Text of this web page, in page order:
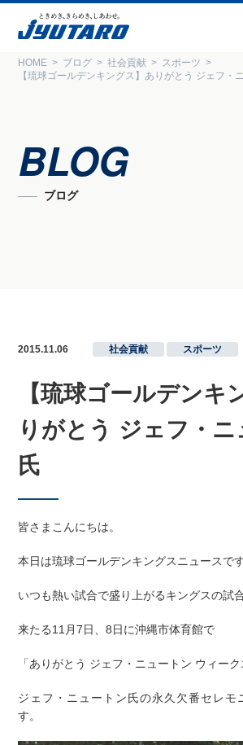
HOME ブログ 社会貢献
スポーツ
【琉球ゴールデンキングス】ありがとう ジェフ・
BLOG
ブログ
2015.11.06 社会貢献 スポーツ
【琉球ゴールデンキ
りがとう ジェフ・ニ
氏
皆さまこんにちは。
本日は琉球ゴールデンキングスニュースです
いつも熱い試合で盛り上がるキングスの試
来たる11月7日、8日に沖縄市体育館で
「ありがとう ジェフ・ニュートン ウィー
ジェフ・ニュートン氏の永久欠番セレモ
す。